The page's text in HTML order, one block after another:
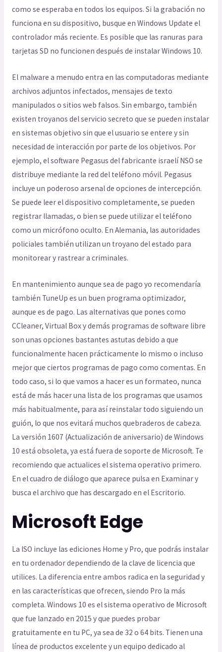
como se esperaba en todos los equipos. Si la grabación no
funciona en su dispositivo, busque en Windows Update el
controlador más reciente. Es posible que las ranuras para
tarjetas SD no funcionen después de instalar Windows 10.
El malware a menudo entra en las computadoras mediante
archivos adjuntos infectados, mensajes de texto
manipulados o sitios web falsos. Sin embargo, también
existen troyanos del servicio secreto que se pueden instalar
en sistemas objetivo sin que el usuario se entere y sin
necesidad de interacción por parte de los objetivos. Por
ejemplo, el software Pegasus del fabricante israelí NSO se
distribuye mediante la red del teléfono móvil. Pegasus
incluye un poderoso arsenal de opciones de intercepción.
Se puede leer el dispositivo completamente, se pueden
registrar llamadas, o bien se puede utilizar el teléfono
como un micrófono oculto. En Alemania, las autoridades
policiales también utilizan un troyano del estado para
monitorear y rastrear a criminales.
En mantenimiento aunque sea de pago yo recomendaría
también TuneUp es un buen programa optimizador,
aunque es de pago. Las alternativas que pones como
CCleaner, Virtual Box y demás programas de software libre
son unas opciones bastantes astutas debido a que
funcionalmente hacen prácticamente lo mismo o incluso
mejor que ciertos programas de pago como comentas. En
todo caso, si lo que vamos a hacer es un formateo, nunca
está de más hacer una lista de los programas que usamos
más habitualmente, para así reinstalar todo siguiendo un
guión, lo que nos evitará muchos quebraderos de cabeza.
La versión 1607 (Actualización de aniversario) de Windows
10 está obsoleta, ya está fuera de soporte de Microsoft. Te
recomiendo que actualices el sistema operativo primero.
En el cuadro de diálogo que aparece pulsa en Examinar y
busca el archivo que has descargado en el Escritorio.
Microsoft Edge
La ISO incluye las ediciones Home y Pro, que podrás instalar
en tu ordenador dependiendo de la clave de licencia que
utilices. La diferencia entre ambos radica en la seguridad y
en las características que ofrecen, siendo Pro la más
completa. Windows 10 es el sistema operativo de Microsoft
que fue lanzado en 2015 y que puedes probar
gratuitamente en tu PC, ya sea de 32 o 64 bits. Tienen una
línea de productos excelente y un equipo dedicado al